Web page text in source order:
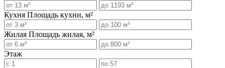
Кухня Площадь кухни, м²
Жилая Площадь жилая, м²
Этаж